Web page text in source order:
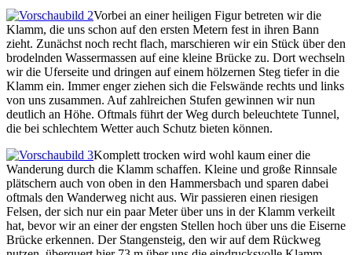
Vorbei an einer heiligen Figur betreten wir die
Klamm, die uns schon auf den ersten Metern fest in ihren Bann
zieht. Zunächst noch recht flach, marschieren wir ein Stück über den
brodelnden Wassermassen auf eine kleine Brücke zu. Dort wechseln
wir die Uferseite und dringen auf einem hölzernen Steg tiefer in die
Klamm ein. Immer enger ziehen sich die Felswände rechts und links
von uns zusammen. Auf zahlreichen Stufen gewinnen wir nun
deutlich an Höhe. Oftmals führt der Weg durch beleuchtete Tunnel,
die bei schlechtem Wetter auch Schutz bieten können.
Komplett trocken wird wohl kaum einer die
Wanderung durch die Klamm schaffen. Kleine und große Rinnsale
plätschern auch von oben in den Hammersbach und sparen dabei
oftmals den Wanderweg nicht aus. Wir passieren einen riesigen
Felsen, der sich nur ein paar Meter über uns in der Klamm verkeilt
hat, bevor wir an einer der engsten Stellen hoch über uns die Eiserne
Brücke erkennen. Der Stangensteig, den wir auf dem Rückweg